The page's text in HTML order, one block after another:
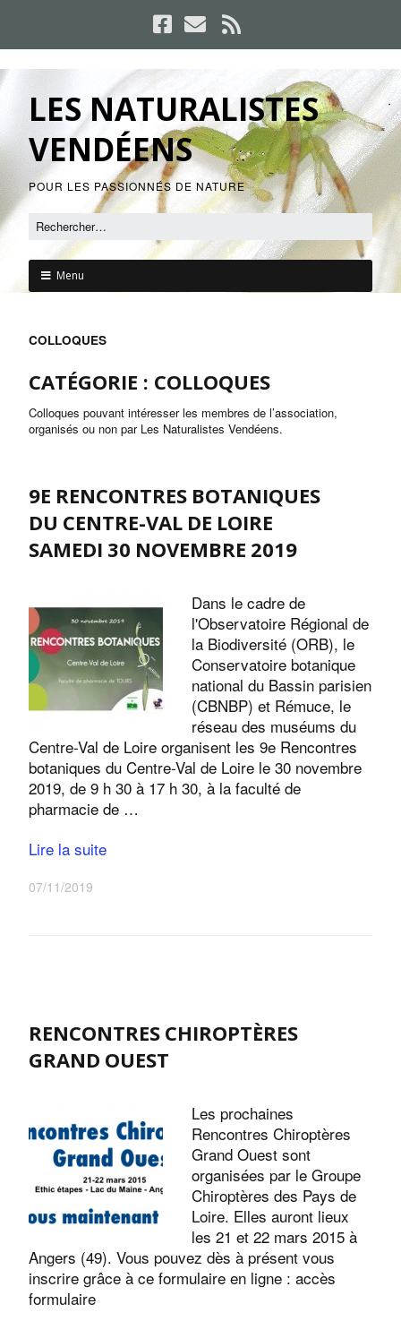
LES NATURALISTES
VENDÉENS
POUR LES PASSIONNÉS DE NATURE
Menu
COLLOQUES
CATÉGORIE : COLLOQUES
Colloques pouvant intéresser les membres de l’association,
organisés ou non par Les Naturalistes Vendéens.
9E RENCONTRES BOTANIQUES
DU CENTRE-VAL DE LOIRE
SAMEDI 30 NOVEMBRE 2019
Dans le cadre de
l'Observatoire Régional de
la Biodiversité (ORB), le
Conservatoire botanique
national du Bassin parisien
(CBNBP) et Rémuce, le
réseau des muséums du
Centre-Val de Loire organisent les 9e Rencontres
botaniques du Centre-Val de Loire le 30 novembre
2019, de 9 h 30 à 17 h 30, à la faculté de
pharmacie de …
Lire la suite
07/11/2019
RENCONTRES CHIROPTÈRES
GRAND OUEST
Les prochaines
Rencontres Chiroptères
Grand Ouest sont
organisées par le Groupe
Chiroptères des Pays de
Loire. Elles auront lieux
les 21 et 22 mars 2015 à
Angers (49). Vous pouvez dès à présent vous
inscrire grâce à ce formulaire en ligne : accès
formulaire